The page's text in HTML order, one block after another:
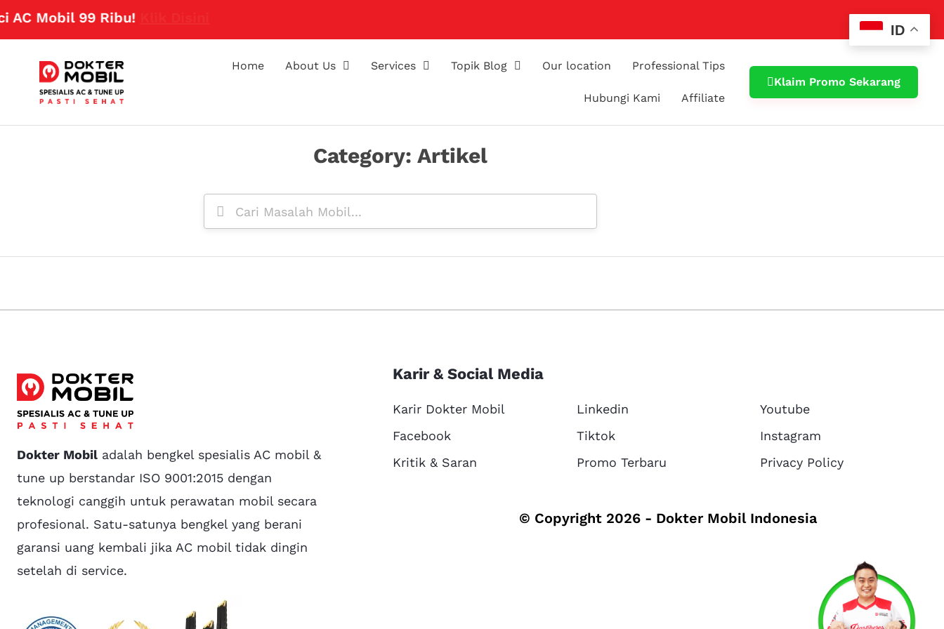
Mobil 99 Ribu!Klik Disini
Home About Us Services Topik Blog Our location Professional Tips
Hubungi Kami Affiliate
Klaim Promo Sekarang
Category: Artikel
Dokter Mobil adalah bengkel spesialis AC mobil &
tune up berstandar ISO 9001:2015 dengan
teknologi canggih untuk perawatan mobil secara
profesional. Satu-satunya bengkel yang berani
garansi uang kembali jika AC mobil tidak dingin
setelah di service.
Karir & Social Media
Karir Dokter Mobil Linkedin
Youtube
Facebook
Tiktok
Instagram
Kritik & Saran
Promo Terbaru Privacy Policy
© Copyright 2026 - Dokter Mobil Indonesia
ID